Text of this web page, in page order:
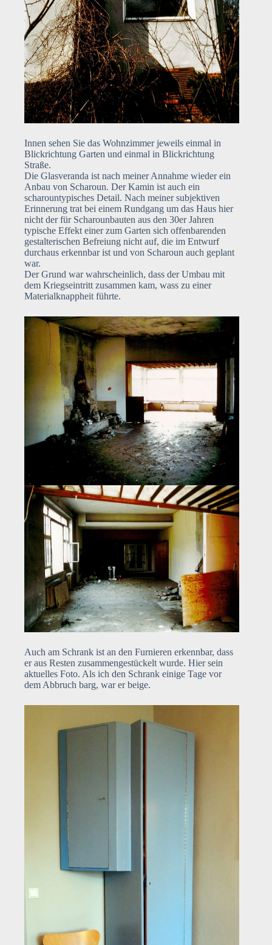
Innen sehen Sie das Wohnzimmer jeweils einmal in
Blickrichtung Garten und einmal in Blickrichtung
Straße.
Die Glasveranda ist nach meiner Annahme wieder ein
Anbau von Scharoun. Der Kamin ist auch ein
scharountypisches Detail. Nach meiner subjektiven
Erinnerung trat bei einem Rundgang um das Haus hier
nicht der für Scharounbauten aus den 30er Jahren
typische Effekt einer zum Garten sich offenbarenden
gestalterischen Befreiung nicht auf, die im Entwurf
durchaus erkennbar ist und von Scharoun auch geplant
war.
Der Grund war wahrscheinlich, dass der Umbau mit
dem Kriegseintritt zusammen kam, wass zu einer
Materialknappheit führte.
Auch am Schrank ist an den Furnieren erkennbar, dass
er aus Resten zusammengestückelt wurde. Hier sein
aktuelles Foto. Als ich den Schrank einige Tage vor
dem Abbruch barg, war er beige.